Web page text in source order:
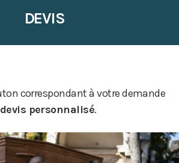
DEVIS
correspondant à votre demande
personnalisé.